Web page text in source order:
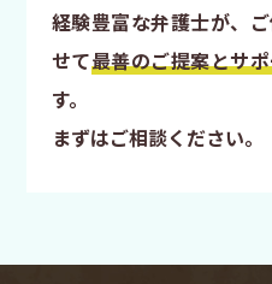
経験豊富な弁護士が、
せて最善のご提案とサ
す。
まずはご相談ください。